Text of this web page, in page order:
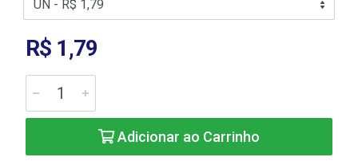
R$ 1,79
Adicionar ao Carrinho